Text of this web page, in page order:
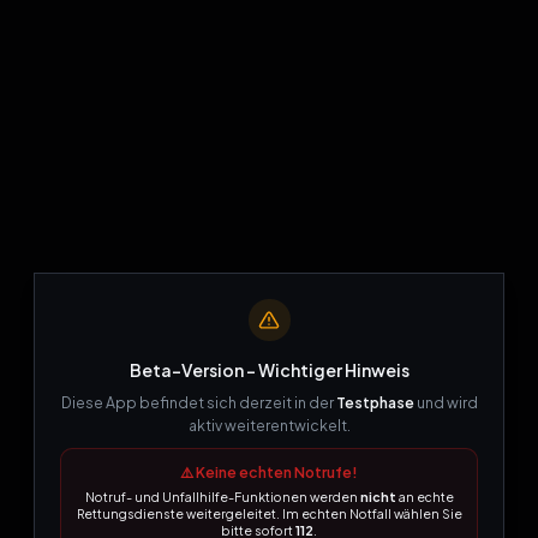
404
Beta-Version – Wichtiger Hinweis
Diese App befindet sich derzeit in der Testphase und wird
aktiv weiterentwickelt.
⚠️ Keine echten Notrufe!
Notruf- und Unfallhilfe-Funktionen werden nicht an echte
Rettungsdienste weitergeleitet. Im echten Notfall wählen Sie
bitte sofort112